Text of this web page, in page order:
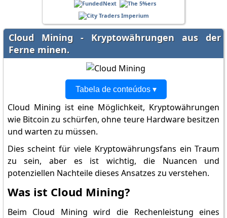
Cloud Mining - Kryptowährungen aus der
Ferne minen.
Tabela de conteúdos ▾
Cloud Mining ist eine Möglichkeit, Kryptowährungen
wie Bitcoin zu schürfen, ohne teure Hardware besitzen
und warten zu müssen.
Dies scheint für viele Kryptowährungsfans ein Traum
zu sein, aber es ist wichtig, die Nuancen und
potenziellen Nachteile dieses Ansatzes zu verstehen.
Was ist Cloud Mining?
Beim Cloud Mining wird die Rechenleistung eines